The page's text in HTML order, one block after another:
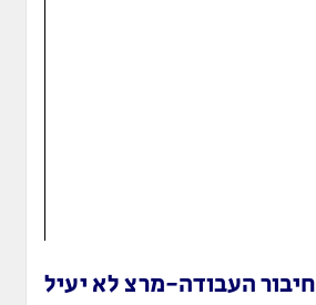
חיבור העבודה-מרצ לא יעיל